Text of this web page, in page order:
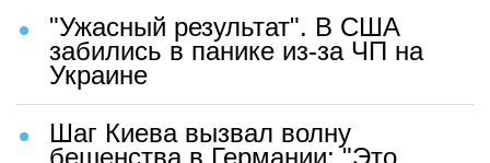
"Ужасный результат". В США
забились в панике из-за ЧП на
Украине
Шаг Киева вызвал волну